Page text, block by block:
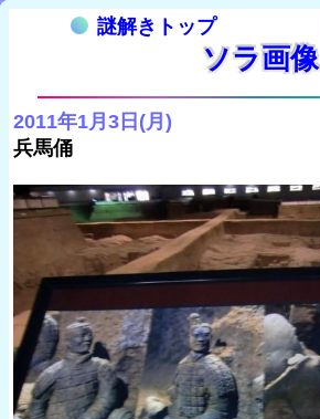
謎解きトップ
ソラ画像
2011年1月3日(月)
兵馬俑